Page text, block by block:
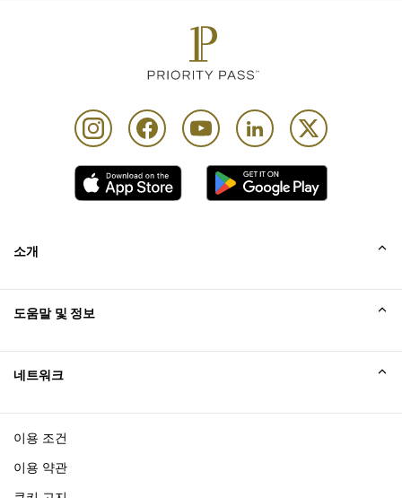
카드 소지자 1인당 동반자 최대 Unlimited명
소개
Excellence Awards
블로그
도움말 및 정보
네트워크
이용 조건
이용 약관